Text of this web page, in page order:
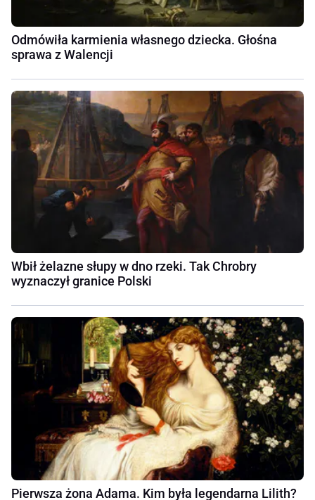
Odmówiła karmienia własnego dziecka. Głośna
sprawa z Walencji
Wbił żelazne słupy w dno rzeki. Tak Chrobry
wyznaczył granice Polski
Pierwsza żona Adama. Kim była legendarna Lilith?